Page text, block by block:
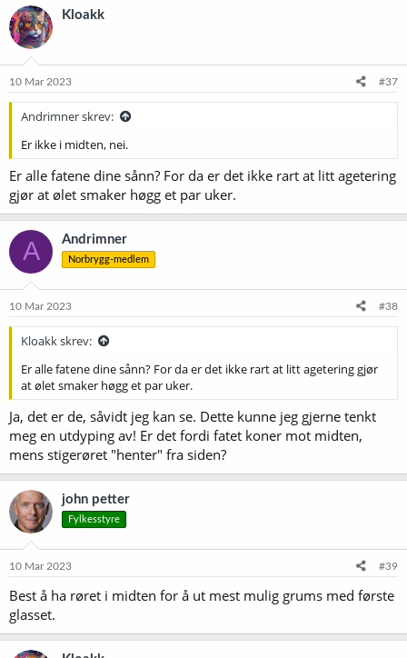
k
s
j
o
e
Kloakk
10 Mar 2023 #37
Andrimner skrev:
Er ikke i midten, nei.
Er alle fatene dine sånn? For da er det ikke rart at litt agetering
gjør at ølet smaker høgg et par uker.
A Andrimner
Norbrygg-medlem
10 Mar 2023 #38
Kloakk skrev:
Er alle fatene dine sånn? For da er det ikke rart at litt agetering gjør
at ølet smaker høgg et par uker.
Ja, det er de, såvidt jeg kan se. Dette kunne jeg gjerne tenkt
meg en utdyping av! Er det fordi fatet koner mot midten,
mens stigerøret "henter" fra siden?
john petter
Fylkesstyre
10 Mar 2023 #39
Best å ha røret i midten for å ut mest mulig grums med første
glasset.